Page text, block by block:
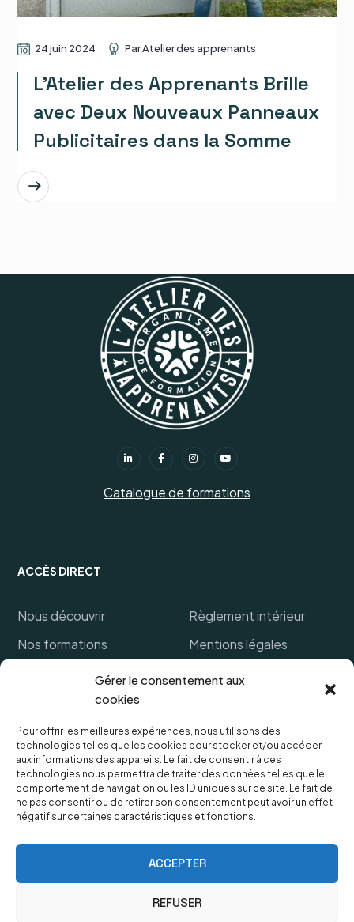
Gérer le consentement aux
cookies
Pour offrir les meilleures expériences, nous utilisons des
technologies telles que les cookies pour stocker et/ou accéder
aux informations des appareils. Le fait de consentir à ces
technologies nous permettra de traiter des données telles que le
comportement de navigation ou les ID uniques sur ce site. Le fait de
ne pas consentir ou de retirer son consentement peut avoir un effet
négatif sur certaines caractéristiques et fonctions.
ACCEPTER
REFUSER
24 juin 2024 ParAtelier des apprenants
L’Atelier des Apprenants Brille
avec Deux Nouveaux Panneaux
Publicitaires dans la Somme
Catalogue de formations
ACCÈS DIRECT
Nous découvrir
Nos formations
Financer ma formation
Références clients
FAQ
Lexique
Règlement intérieur
Mentions légales
Politique de cookies
Protection des données
personnelles
OUVERTURES & HORAIRES
Le secrétariat est ouvert du lundi au vendredi de 9h à
18h,
Fermeture samedi et dimanche.